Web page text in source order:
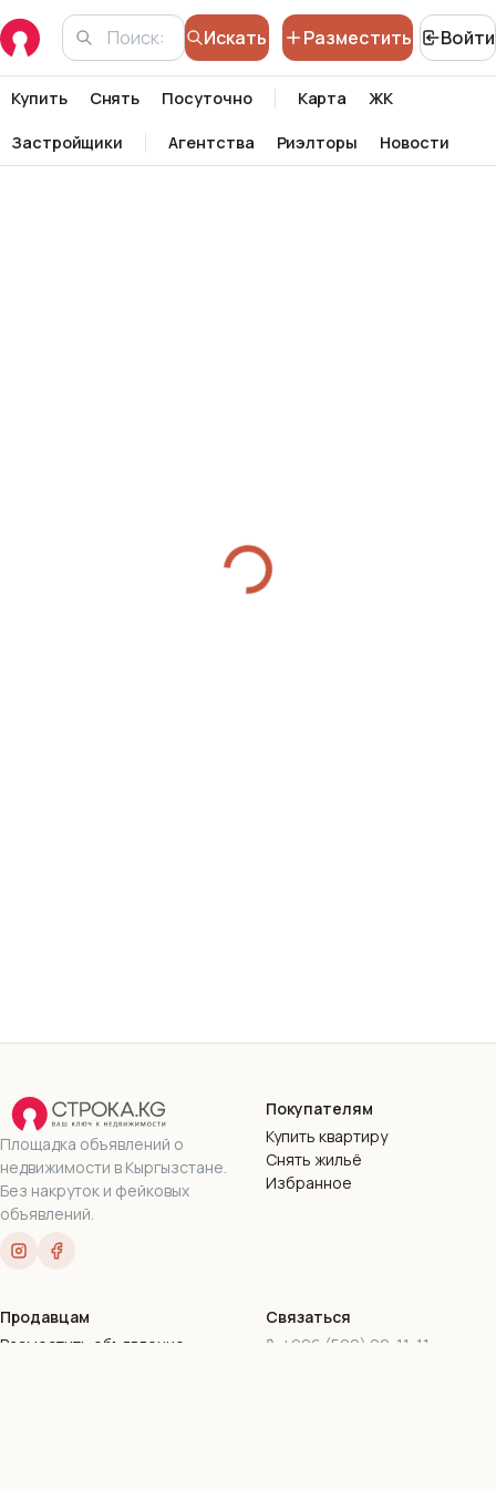
Искать Разместить Войти
Купить Снять Посуточно Карта ЖК
Застройщики Агентства Риэлторы Новости
Площадка объявлений о
недвижимости в Кыргызстане.
Без накруток и фейковых
объявлений.
Покупателям
Купить квартиру
Снять жильё
Избранное
Продавцам
Разместить объявление
Связаться
+996 (500) 90-11-11